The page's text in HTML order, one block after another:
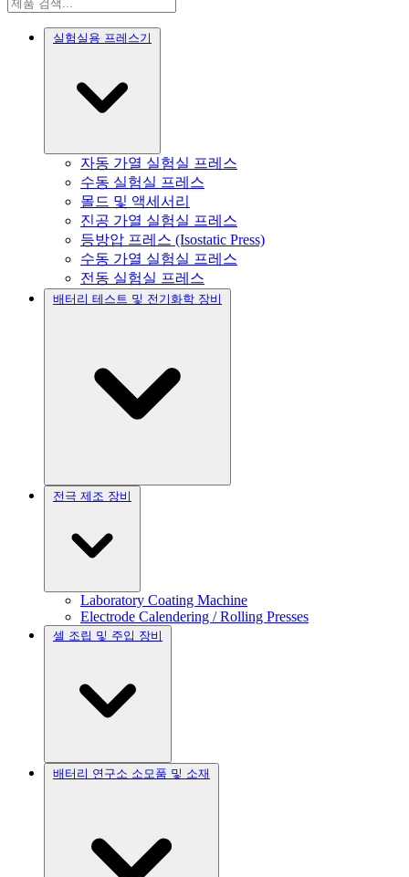
실험실용 프레스기
자동 가열 실험실 프레스
수동 실험실 프레스
몰드 및 액세서리
진공 가열 실험실 프레스
등방압 프레스 (Isostatic Press)
수동 가열 실험실 프레스
전동 실험실 프레스
배터리 테스트 및 전기화학 장비
전극 제조 장비
Laboratory Coating Machine
Electrode Calendering / Rolling Presses
셀 조립 및 주입 장비
배터리 연구소 소모품 및 소재